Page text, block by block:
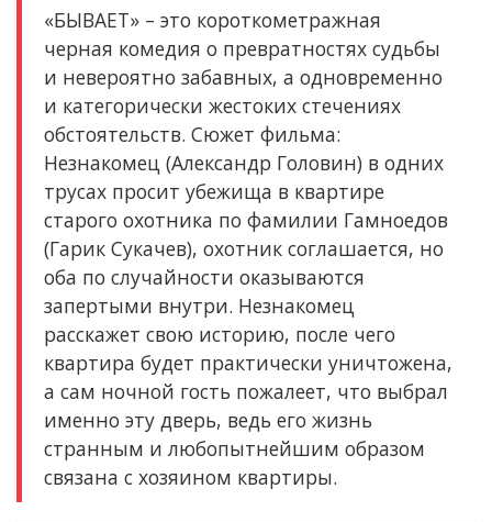
«БЫВАЕТ» – это короткометражная
черная комедия о превратностях судьбы
и невероятно забавных, а одновременно
и категорически жестоких стечениях
обстоятельств. Сюжет фильма:
Незнакомец (Александр Головин) в одних
трусах просит убежища в квартире
старого охотника по фамилии Гамноедов
(Гарик Сукачев), охотник соглашается, но
оба по случайности оказываются
запертыми внутри. Незнакомец
расскажет свою историю, после чего
квартира будет практически уничтожена,
а сам ночной гость пожалеет, что выбрал
именно эту дверь, ведь его жизнь
странным и любопытнейшим образом
связана с хозяином квартиры.